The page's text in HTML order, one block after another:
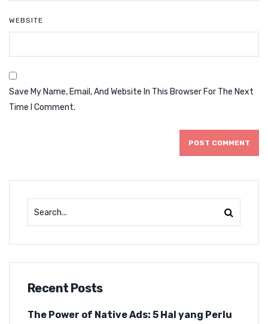
WEBSITE
Save My Name, Email, And Website In This Browser For The Next
Time I Comment.
Recent Posts
The Power of Native Ads: 5 Hal yang Perlu